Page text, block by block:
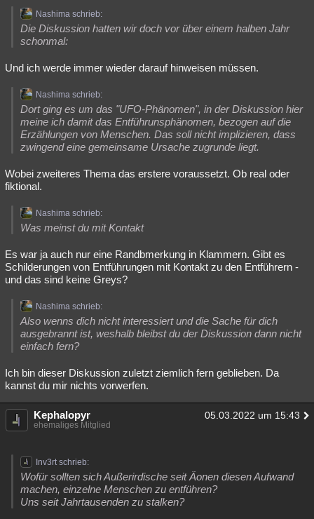
Nashima schrieb:
Die Diskussion hatten wir doch vor über einem halben Jahr
schonmal:
Und ich werde immer wieder darauf hinweisen müssen.
Nashima schrieb:
Dort ging es um das "UFO-Phänomen", in der Diskussion hier
meine ich damit das Entführunsphänomen, bezogen auf die
Erzählungen von Menschen. Das soll nicht implizieren, dass
zwingend eine gemeinsame Ursache zugrunde liegt.
Wobei zweiteres Thema das erstere voraussetzt. Ob real oder
fiktional.
Nashima schrieb:
Was meinst du mit Kontakt
Es war ja auch nur eine Randbmerkung in Klammern. Gibt es
Schilderungen von Entführungen mit Kontakt zu den Entführern -
und das sind keine Greys?
Nashima schrieb:
Also wenns dich nicht interessiert und die Sache für dich
ausgebrannt ist, weshalb bleibst du der Diskussion dann nicht
einfach fern?
Ich bin dieser Diskussion zuletzt ziemlich fern geblieben. Da
kannst du mir nichts vorwerfen.
Kephalopyr 05.03.2022 um 15:43
ehemaliges Mitglied
Inv3rt schrieb:
Wofür sollten sich Außerirdische seit Äonen diesen Aufwand
machen, einzelne Menschen zu entführen?
Uns seit Jahrtausenden zu stalken?